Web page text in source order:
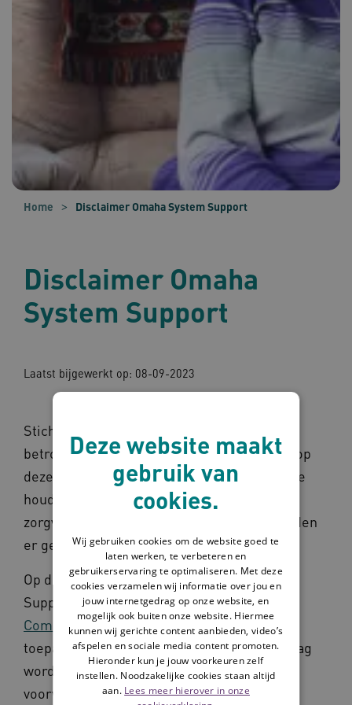
Home Disclaimer Omaha System Support
Disclaimer Omaha
System Support
Laatst bijgewerkt op: 08-09-2023
Stichting Omaha System Support en andere
betrokkenen streven er naar de informatie op
deze website juist, actueel en beschikbaar te
houden. We kunnen daar ondanks onze
zorgvuldigheid niet voor instaan en aanvaarden
er geen aansprakelijkheid voor.
Op de teksten van Stichting Omaha System
Support op deze website is deCreative
Commons CC BY-NC-SA 4.0 licentievan
toepassing. Dit betekent dat het gebruikt mag
worden als wordt voldaan aan onderstaande
voorwaarden:
Deze website maakt
gebruik van
cookies.
Wij gebruiken cookies om de website goed te
laten werken, te verbeteren en
gebruikerservaring te optimaliseren. Met deze
cookies verzamelen wij informatie over jou en
jouw internetgedrag op onze website, en
mogelijk ook buiten onze website. Hiermee
kunnen wij gerichte content aanbieden, video’s
afspelen en sociale media content promoten.
Hieronder kun je jouw voorkeuren zelf
instellen. Noodzakelijke cookies staan altijd
aan. Lees meer hierover in onze